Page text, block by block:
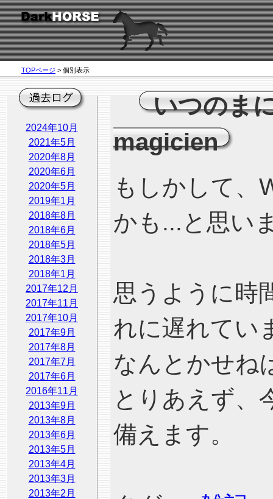
TOPページ > 個別表示
2024年10月
2021年5月
2020年8月
2020年6月
2020年5月
2019年1月
2018年8月
2018年6月
2018年5月
2018年3月
2018年1月
2017年12月
2017年11月
2017年10月
2017年9月
2017年8月
2017年7月
2017年6月
2016年11月
2013年9月
2013年8月
2013年6月
2013年5月
2013年4月
2013年3月
2013年2月
いつのま
magicien
もしかして、
かも...と思い
思うように時
れに遅れてい
なんとかせね
とりあえず、
備えます。